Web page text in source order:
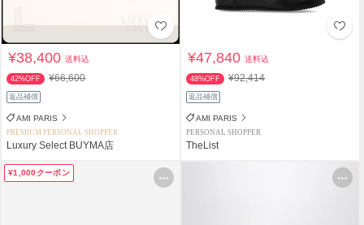
¥38,400送料込
42%OFF ¥66,600
返品補償
AMI PARIS
PREMIUM PERSONAL SHOPPER
Luxury Select BUYMA店
¥47,840送料込
48%OFF ¥92,414
返品補償
AMI PARIS
PERSONAL SHOPPER
TheList
¥1,000クーポン